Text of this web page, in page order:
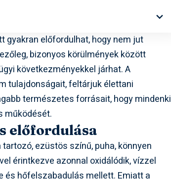
gyakran előfordulhat, hogy nem jut
bizonyos körülmények között
következményekkel járhat. A
tulajdonságait, feltárjuk élettani
természetes forrásait, hogy mindenki
működését.
előfordulása
ezüstös színű, puha, könnyen
érintkezve azonnal oxidálódik, vízzel
és hőfelszabadulás mellett. Emiatt a